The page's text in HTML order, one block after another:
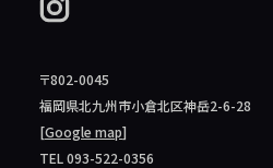
〒802-0045
福岡県北九州市小倉北区神岳2-6-28
[Google map]
TEL 093-522-0356